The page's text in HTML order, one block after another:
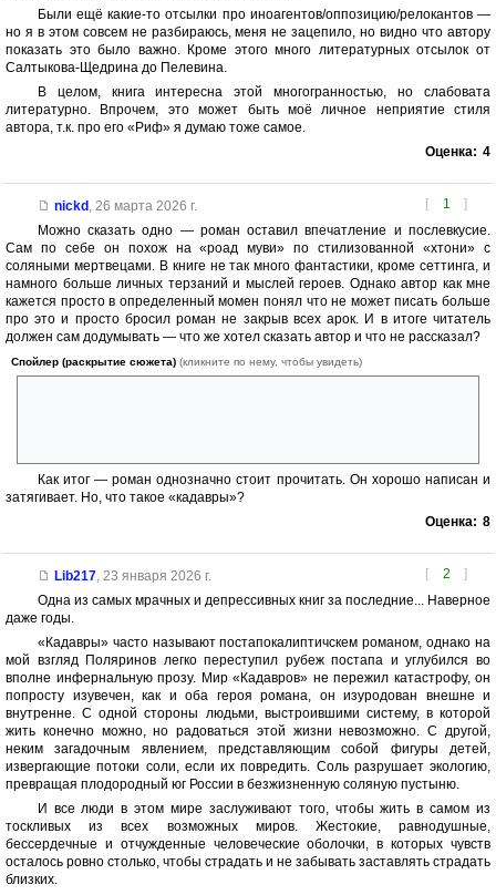
Были ещё какие-то отсылки про иноагентов/оппозицию/релокантов —
но я в этом совсем не разбираюсь, меня не зацепило, но видно что автору
показать это было важно. Кроме этого много литературных отсылок от
Салтыкова-Щедрина до Пелевина.
В целом, книга интересна этой многогранностью, но слабовата
литературно. Впрочем, это может быть моё личное неприятие стиля
автора, т.к. про его «Риф» я думаю тоже самое.
Оценка: 4
[ 1 ]
nickd , 26 марта 2026 г.
Можно сказать одно — роман оставил впечатление и послевкусие.
Сам по себе он похож на «роад муви» по стилизованной «хтони» с
соляными мертвецами. В книге не так много фантастики, кроме сеттинга, и
намного больше личных терзаний и мыслей героев. Однако автор как мне
кажется просто в определенный момен понял что не может писать больше
про это и просто бросил роман не закрыв всех арок. И в итоге читатель
должен сам додумывать — что же хотел сказать автор и что не рассказал?
Спойлер (раскрытие сюжета) (кликните по нему, чтобы увидеть)
Как итог — роман однозначно стоит прочитать. Он хорошо написан и
затягивает. Но, что такое «кадавры»?
Оценка: 8
[ 2 ]
Lib217, 23 января 2026 г.
Одна из самых мрачных и депрессивных книг за последние... Наверное
даже годы.
«Кадавры» часто называют постапокалиптичскем романом, однако на
мой взгляд Поляринов легко переступил рубеж постапа и углубился во
вполне инфернальную прозу. Мир «Кадавров» не пережил катастрофу, он
попросту изувечен, как и оба героя романа, он изуродован внешне и
внутренне. С одной стороны людьми, выстроившими систему, в которой
жить конечно можно, но радоваться этой жизни невозможно. С другой,
неким загадочным явлением, представляющим собой фигуры детей,
извергающие потоки соли, если их повредить. Соль разрушает экологию,
превращая плодородный юг России в безжизненную соляную пустыню.
И все люди в этом мире заслуживают того, чтобы жить в самом из
тоскливых из всех возможных миров. Жестокие, равнодушные,
бессердечные и отчужденные человеческие оболочки, в которых чувств
осталось ровно столько, чтобы страдать и не забывать заставлять страдать
близких.